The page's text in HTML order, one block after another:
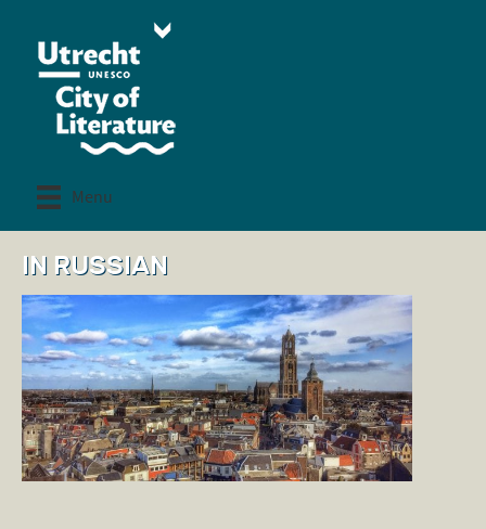
Menu
IN RUSSIAN